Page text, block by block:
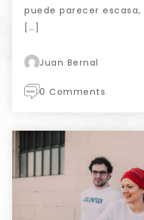
puede parecer
[…]
Juan Bernal
0 Comments